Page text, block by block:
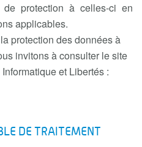
protection à celles-ci en
applicables.
protection des données à
invitons à consulter le site
et Libertés :
DE TRAITEMENT